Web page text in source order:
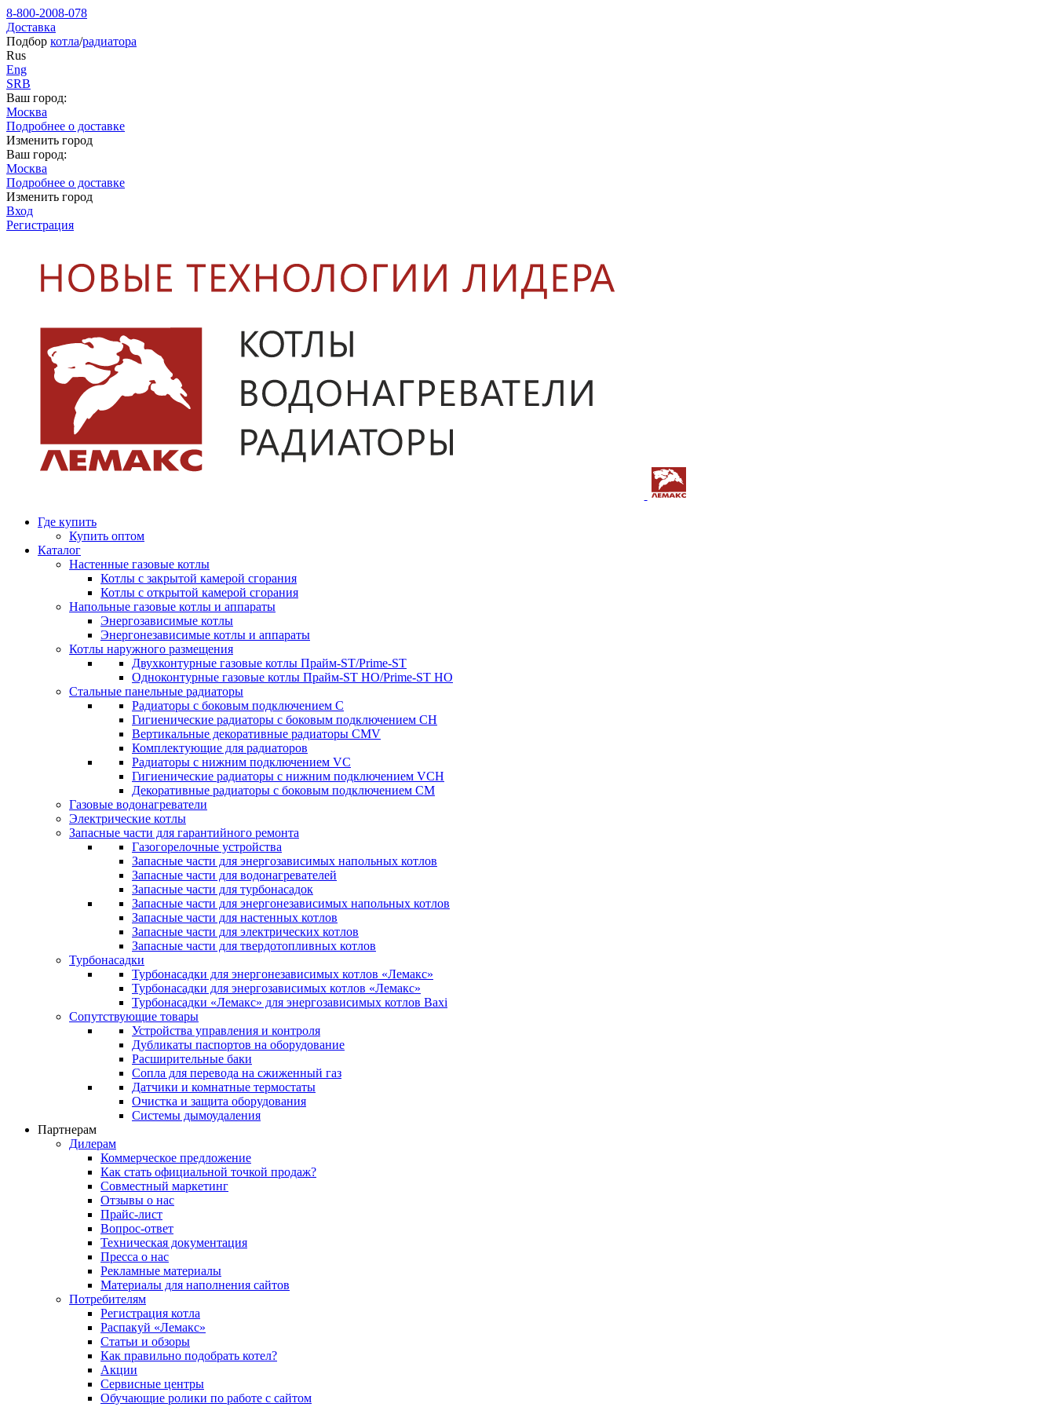
8-800-2008-078
Доставка
Подбор котла/радиатора
Rus
Eng
SRB
Ваш город:
Москва
Подробнее о доставке
Изменить город
Ваш город:
Москва
Подробнее о доставке
Изменить город
Вход
Регистрация
Где купить
Купить оптом
Каталог
Настенные газовые котлы
Котлы с закрытой камерой сгорания
Котлы с открытой камерой сгорания
Напольные газовые котлы и аппараты
Энергозависимые котлы
Энергонезависимые котлы и аппараты
Котлы наружного размещения
Двухконтурные газовые котлы Прайм-ST/Prime-ST
Одноконтурные газовые котлы Прайм-ST HO/Prime-ST HO
Стальные панельные радиаторы
Радиаторы c боковым подключением C
Гигиенические радиаторы c боковым подключением CH
Вертикальные декоративные радиаторы CMV
Комплектующие для радиаторов
Радиаторы c нижним подключением VC
Гигиенические радиаторы c нижним подключением VCH
Декоративные радиаторы с боковым подключением CM
Газовые водонагреватели
Электрические котлы
Запасные части для гарантийного ремонта
Газогорелочные устройства
Запасные части для энергозависимых напольных котлов
Запасные части для водонагревателей
Запасные части для турбонасадок
Запасные части для энергонезависимых напольных котлов
Запасные части для настенных котлов
Запасные части для электрических котлов
Запасные части для твердотопливных котлов
Турбонасадки
Турбонасадки для энергонезависимых котлов «Лемакс»
Турбонасадки для энергозависимых котлов «Лемакс»
Турбонасадки «Лемакс» для энергозависимых котлов Baxi
Сопутствующие товары
Устройства управления и контроля
Дубликаты паспортов на оборудование
Расширительные баки
Сопла для перевода на сжиженный газ
Датчики и комнатные термостаты
Очистка и защита оборудования
Системы дымоудаления
Партнерам
Дилерам
Коммерческое предложение
Как стать официальной точкой продаж?
Совместный маркетинг
Отзывы о нас
Прайс-лист
Вопрос-ответ
Техническая документация
Пресса о нас
Рекламные материалы
Материалы для наполнения сайтов
Потребителям
Регистрация котла
Распакуй «Лемакс»
Статьи и обзоры
Как правильно подобрать котел?
Акции
Сервисные центры
Обучающие ролики по работе с сайтом